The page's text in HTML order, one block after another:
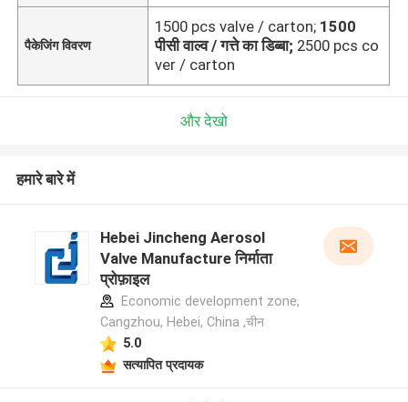
पैकेजिंग विवरण
1500 pcs valve / carton; 1500
पीसी वाल्व / गत्ते का डिब्बा; 2500 pcs co
ver / carton
और देखो
हमारे बारे में
Hebei Jincheng Aerosol
Valve Manufacture निर्माता
प्रोफ़ाइल
Economic development zone,
Cangzhou, Hebei, China ,चीन
5.0
सत्यापित प्रदायक